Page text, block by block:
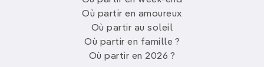
Où partir en amoureux
Où partir au soleil
Où partir en famille ?
Où partir en 2026 ?